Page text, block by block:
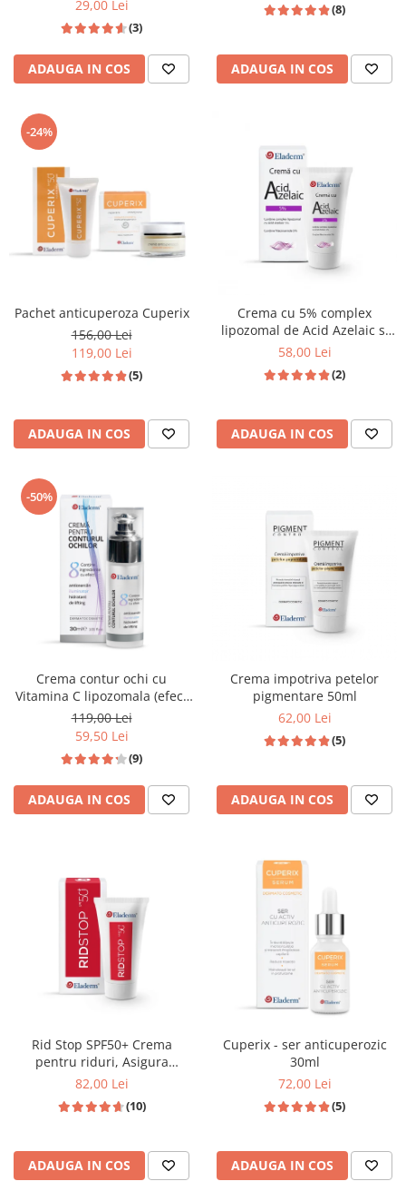
29,00 Lei
(3)
ADAUGA IN COS
(8)
ADAUGA IN COS
-24%
Pachet anticuperoza Cuperix
156,00 Lei
119,00 Lei
(5)
ADAUGA IN COS
Crema cu 5% complex
lipozomal de Acid Azelaic si
5% Niacinamida 50ml
58,00 Lei
(2)
ADAUGA IN COS
-50%
Crema contur ochi cu
Vitamina C lipozomala (efect
iluminator) 30 ML
119,00 Lei
59,50 Lei
(9)
ADAUGA IN COS
Crema impotriva petelor
pigmentare 50ml
62,00 Lei
(5)
ADAUGA IN COS
Rid Stop SPF50+ Crema
pentru riduri, Asigura
protectie solara ridicata, 50
82,00 Lei
(10)
ADAUGA IN COS
Cuperix - ser anticuperozic
30ml
72,00 Lei
(5)
ADAUGA IN COS